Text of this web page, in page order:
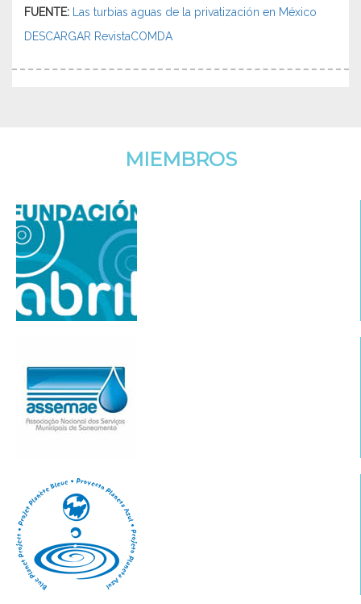
FUENTE:
Las turbias aguas de la privatización en México
DESCARGAR RevistaCOMDA
MIEMBROS